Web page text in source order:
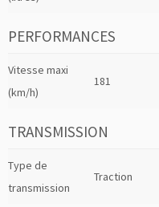
PERFORMANCES
Vitesse maxi
(km/h)
181
TRANSMISSION
Type de
transmission
Traction